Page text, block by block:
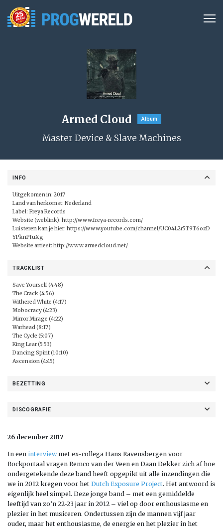
Armed Cloud Album
Master Device & Slave Machines
INFO
Uitgekomen in: 2017
Land van herkomst: Nederland
Label: Freya Records
Website (weblink): http://www.freya-records.com/
Luisteren kan je hier: https://www.youtube.com/channel/UC04L2r5T9T6ozD
YPknPfuXg
Website artiest: http://www.armedcloud.net/
TRACKLIST
Save Yourself (4:48)
The Crack (4:56)
Withered White (4:17)
Mobocracy (4:23)
Mirror Mirage (4:22)
Warhead (8:17)
The Cycle (5:07)
King Lear (5:53)
Dancing Spirit (10:10)
Ascension (4:45)
BEZETTING
DISCOGRAFIE
26 december 2017
In een interviewmet ex-collega Hans Ravensbergen voor
Rockportaal vragen Remco van der Veen en Daan Dekker zich af hoe
ondergetekende deze band heeft opgepikt uit alle inzendingen die
we in 2012 kregen voor het Dutch Exposure Project. Het antwoord is
eigenlijk heel simpel. Deze jonge band – met een gemiddelde
leeftijd van zo’n 22-23 jaar in 2012 – viel op door enthousiasme en
plezier in het musiceren. Ondertussen zijn de mannen vijf jaar
ouder, maar het enthousiasme, de energie en het plezier in het